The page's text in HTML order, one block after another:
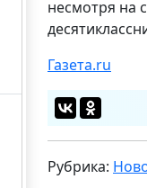
несмотря на
Газета.ru
Рубрика: